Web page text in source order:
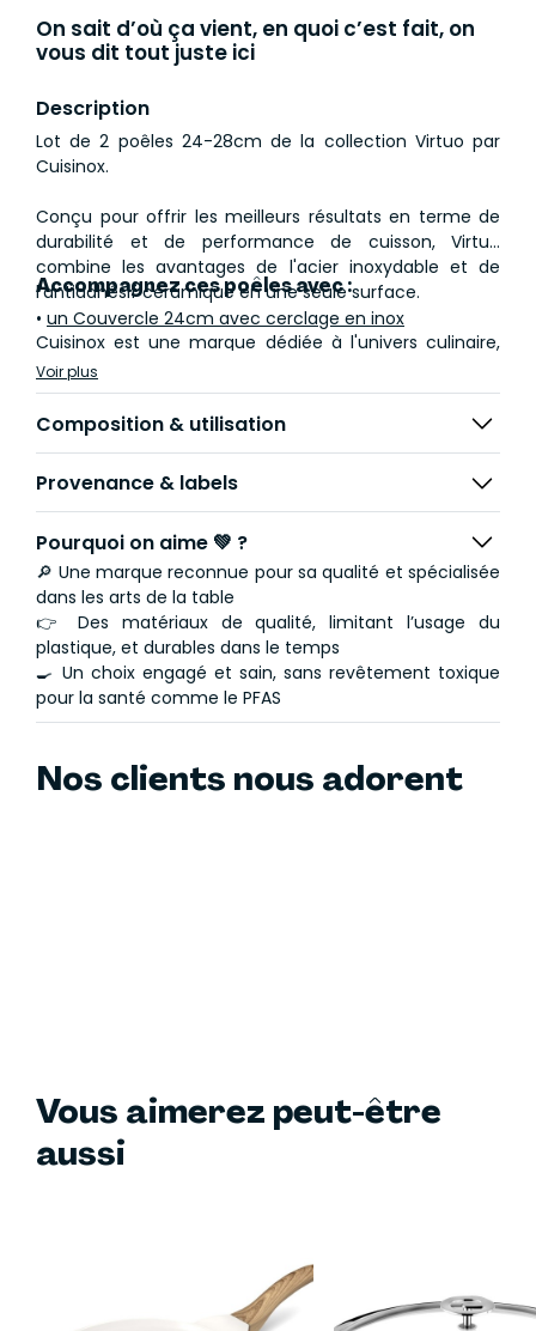
On sait d’où ça vient, en quoi c’est fait, on
vous dit tout juste ici
Description
Lot de 2 poêles 24-28cm de la collection Virtuo par
Cuisinox.
Conçu pour offrir les meilleurs résultats en terme de
durabilité et de performance de cuisson, Virtuo
combine les avantages de l'acier inoxydable et de
l'antiadhésif céramique en une seule surface.
Cuisinox est une marque dédiée à l'univers culinaire,
créée par Jean Couzon en 1967. Cuisinox se distingue
par un design unique et un rapport qualité / prix sans
équivalent.
Accompagnez ces poêles avec :
• un Couvercle 24cm avec cerclage en inox
Voir plus
Composition & utilisation
Provenance & labels
Pourquoi on aime 💚 ?
🔎 Une marque reconnue pour sa qualité et spécialisée
dans les arts de la table
👉 Des matériaux de qualité, limitant l’usage du
plastique, et durables dans le temps
🍳 Un choix engagé et sain, sans revêtement toxique
pour la santé comme le PFAS
Nos clients nous adorent
Vous aimerez peut-être
aussi